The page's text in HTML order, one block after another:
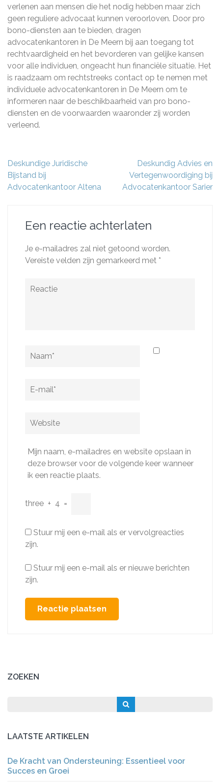
verlenen aan mensen die het nodig hebben maar zich
geen reguliere advocaat kunnen veroorloven. Door pro
bono-diensten aan te bieden, dragen
advocatenkantoren in De Meern bij aan toegang tot
rechtvaardigheid en het bevorderen van gelijke kansen
voor alle individuen, ongeacht hun financiële situatie. Het
is raadzaam om rechtstreeks contact op te nemen met
individuele advocatenkantoren in De Meern om te
informeren naar de beschikbaarheid van pro bono-
diensten en de voorwaarden waaronder zij worden
verleend.
Berichtnavigatie
Deskundige Juridische
Bijstand bij
Advocatenkantoor Altena
Deskundig Advies en
Vertegenwoordiging bij
Advocatenkantoor Sarier
Een reactie achterlaten
Je e-mailadres zal niet getoond worden.
Vereiste velden zijn gemarkeerd met *
Reactie
Naam
E-
Website
Mijn naam, e-mailadres en website opslaan in
deze browser voor de volgende keer wanneer
ik een reactie plaats.
three + 4 =
Stuur mij een e-mail als er vervolgreacties
zijn.
Stuur mij een e-mail als er nieuwe berichten
zijn.
ZOEKEN
LAATSTE ARTIKELEN
De Kracht van Ondersteuning: Essentieel voor
Succes en Groei